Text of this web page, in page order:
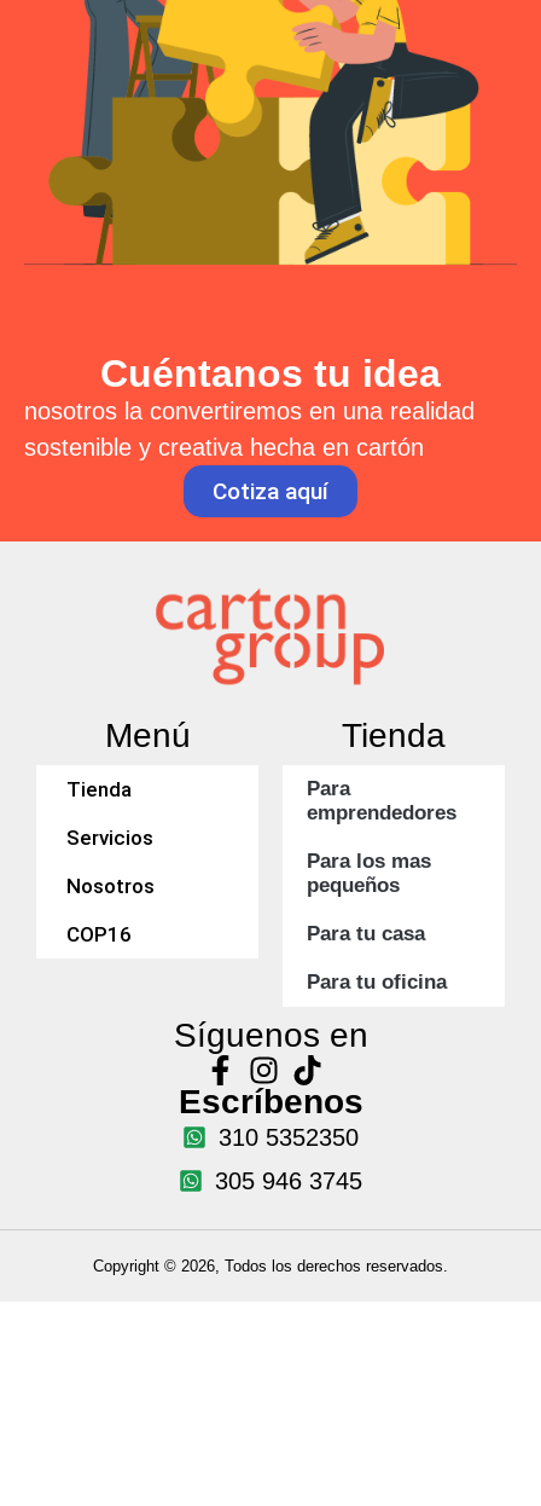
Cuéntanos tu idea
nosotros la convertiremos en una realidad
sostenible y creativa hecha en cartón
Cotiza aquí
Menú
Tienda
Servicios
Nosotros
COP16
Tienda
Para
emprendedores
Para los mas
pequeños
Para tu casa
Para tu oficina
Síguenos en
Escríbenos
310 5352350
305 946 3745
Copyright © 2026, Todos los derechos reservados.